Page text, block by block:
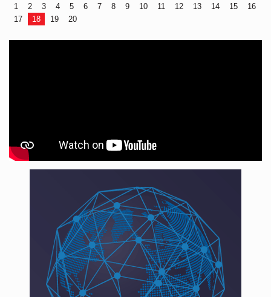
1 2 3 4 5 6 7 8 9 10 11 12 13 14 15
16
17
18 19 20